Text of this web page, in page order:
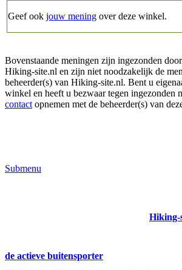
Geef ook jouw mening over deze winkel.
Bovenstaande meningen zijn ingezonden
Hiking-site.nl en zijn niet noodzakelijk de
beheerder(s) van Hiking-site.nl. Bent u
winkel en heeft u bezwaar tegen ingezonden
contact opnemen met de beheerder(s) van
Submenu
Hiking-
de actieve buitensporter